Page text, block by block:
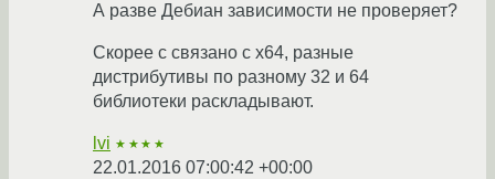
А разве Дебиан зависимости не проверяет?
Скорее с связано с x64, разные
дистрибутивы по разному 32 и 64
библиотеки раскладывают.
lvi ★★★★
22.01.2016 07:00:42 +00:00